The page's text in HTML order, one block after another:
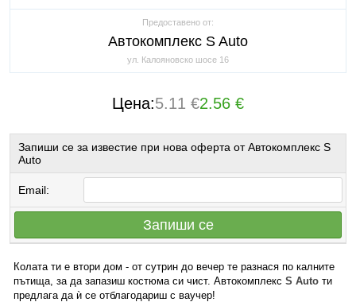
Предоставено от:
Автокомплекс S Auto
ул. Калояновско шосе 16
Цена:5.11 €2.56 €
Запиши се за известие при нова оферта от Автокомплекс S
Auto
Email:
Запиши се
Колата ти е втори дом - от сутрин до вечер те разнася по калните
пътища, за да запазиш костюма си чист. Автокомплекс S Auto ти
предлага да ѝ се отблагодариш с ваучер!